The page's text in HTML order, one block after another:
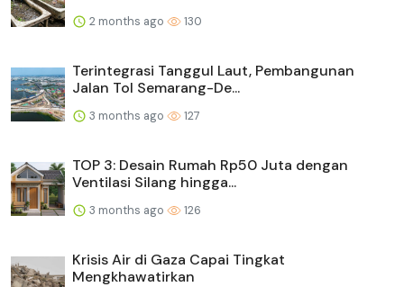
2 months ago 130
Terintegrasi Tanggul Laut, Pembangunan
Jalan Tol Semarang-De...
3 months ago 127
TOP 3: Desain Rumah Rp50 Juta dengan
Ventilasi Silang hingga...
3 months ago 126
Krisis Air di Gaza Capai Tingkat
Mengkhawatirkan